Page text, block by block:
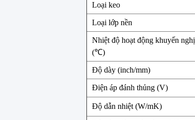
Loại keo
Loại lớp nền
Nhiệt độ hoạt động khuyến nghị
(℃)
Độ dày (inch/mm)
Điện áp đánh thủng (V)
Độ dẫn nhiệt (W/mK)